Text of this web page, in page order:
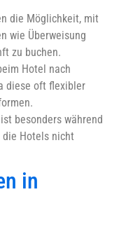
die Möglichkeit, mit
wie Überweisung
zu buchen.
Hotel nach
diese oft flexibler
besonders während
die Hotels nicht
in